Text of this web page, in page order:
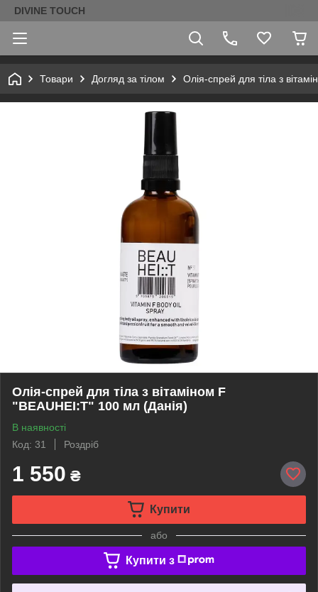
DIVINE TOUCH
Товари Догляд за тілом Олія-спрей для тіла з
Олія-спрей для тіла з вітаміном F
"BEAUHEI:T" 100 мл (Данія)
В наявності
Код: 31
Роздріб
1 550 ₴
Купити
або
Купити з